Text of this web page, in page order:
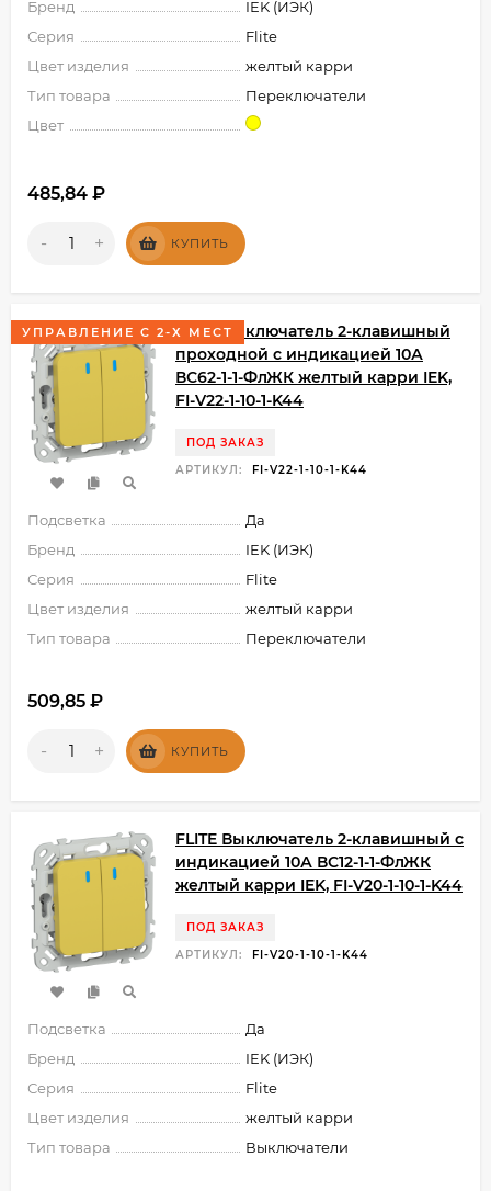
Бренд
IEK (ИЭК)
Серия
Flite
Цвет изделия
желтый карри
Тип товара
Переключатели
Цвет
485,84 ₽
- + КУПИТЬ
УПРАВЛЕНИЕ С 2-Х МЕСТFLITE Выключатель 2-клавишный
проходной с индикацией 10А
ВС62-1-1-ФлЖК желтый карри IEK,
FI-V22-1-10-1-K44
ПОД ЗАКАЗ
АРТИКУЛ:
FI-V22-1-10-1-K44
Подсветка
Да
Бренд
IEK (ИЭК)
Серия
Flite
Цвет изделия
желтый карри
Тип товара
Переключатели
509,85 ₽
- + КУПИТЬ
FLITE Выключатель 2-клавишный с
индикацией 10А ВС12-1-1-ФлЖК
желтый карри IEK, FI-V20-1-10-1-K44
ПОД ЗАКАЗ
АРТИКУЛ:
FI-V20-1-10-1-K44
Подсветка
Да
Бренд
IEK (ИЭК)
Серия
Flite
Цвет изделия
желтый карри
Тип товара
Выключатели